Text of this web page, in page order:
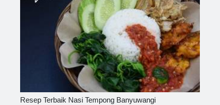
Resep Terbaik Nasi Tempong Banyuwangi